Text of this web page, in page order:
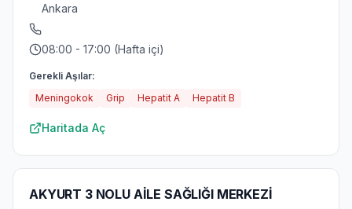
Ankara
08:00 - 17:00 (Hafta içi)
Gerekli Aşılar:
Meningokok
Grip Hepatit A Hepatit B
Haritada Aç
AKYURT 3 NOLU AİLE SAĞLIĞI MERKEZİ